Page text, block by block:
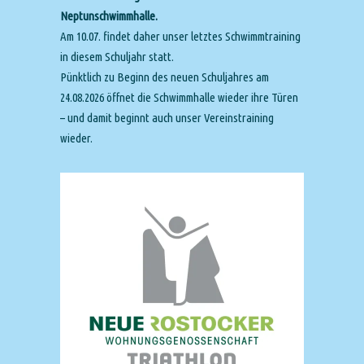
Neptunschwimmhalle.
Am 10.07. findet daher unser letztes Schwimmtraining
in diesem Schuljahr statt.
Pünktlich zu Beginn des neuen Schuljahres am
24.08.2026 öffnet die Schwimmhalle wieder ihre Türen
– und damit beginnt auch unser Vereinstraining
wieder.